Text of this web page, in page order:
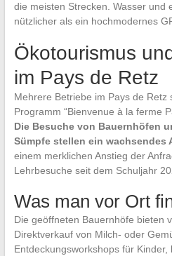
die meisten Strecken. Wasser und
nützlicher als ein hochmodernes
Ökotourismus
im Pays de Retz
Mehrere Betriebe im Pays de Retz
Programm “Bienvenue à la ferme
Die Besuche von Bauernhöfen
Sümpfe stellen ein wachsendes
einem merklichen Anstieg der
Lehrbesuche seit dem Schuljahr
Was man vor Ort
Die geöffneten Bauernhöfe bieten
Direktverkauf von Milch- oder
Entdeckungsworkshops für Kinder,